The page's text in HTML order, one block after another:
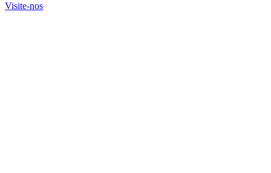
Visite-nos